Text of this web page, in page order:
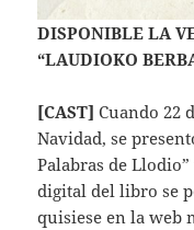
DISPONIBLE LA
“LAUDIOKO
[CAST] Cuando 22
Navidad, se
Palabras de
digital del libro se
quisiese en la web